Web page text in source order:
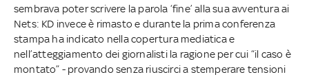
sembrava poter scrivere la parola ‘fine’ alla sua avventura ai
Nets: KD invece è rimasto e durante la prima conferenza
stampa ha indicato nella copertura mediatica e
nell’atteggiamento dei giornalisti la ragione per cui “il caso è
montato” - provando senza riuscirci a stemperare tensioni